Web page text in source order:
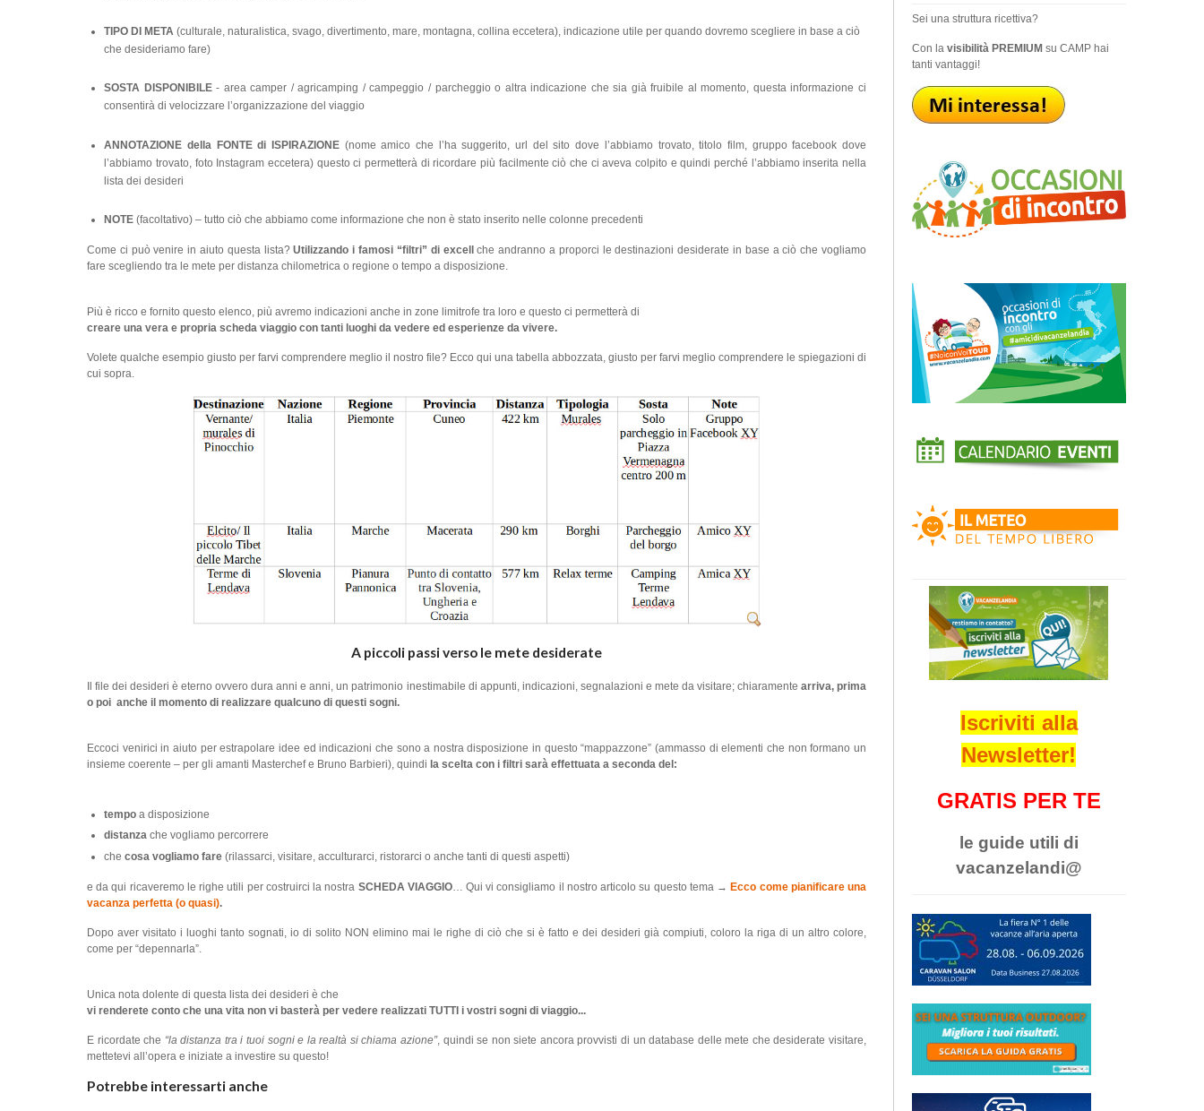
TIPO DI META (culturale, naturalistica, svago, divertimento, mare, montagna, collina eccetera), indicazione utile per quando dovremo scegliere in base a ciò
che desideriamo fare)
SOSTA DISPONIBILE- area camper / agricamping / campeggio / parcheggio o altra indicazione che sia già fruibile al momento, questa informazione ci
consentirà di velocizzare l’organizzazione del viaggio
ANNOTAZIONE della FONTE di ISPIRAZIONE(nome amico che l’ha suggerito, url del sito dove l’abbiamo trovato, titolo film, gruppo facebook dove
l’abbiamo trovato, foto Instagram eccetera) questo ci permetterà di ricordare più facilmente ciò che ci aveva colpito e quindi perché l’abbiamo inserita nella
lista dei desideri
NOTE (facoltativo) – tutto ciò che abbiamo come informazione che non è stato inserito nelle colonne precedenti
Come ci può venire in aiuto questa lista?Utilizzando i famosi “filtri” di excell
che andranno a proporci le destinazioni desiderate in base a ciò che vogliamo
fare scegliendo tra le mete per distanza chilometrica o regione o tempo a disposizione.
Più è ricco e fornito questo elenco, più avremo indicazioni anche in zone limitrofe tra loro e questo ci permetterà di
creare una vera e propria scheda viaggio con tanti luoghi da vedere ed esperienze da vivere.
Volete qualche esempio giusto per farvi comprendere meglio il nostro file? Ecco qui una tabella abbozzata, giusto per farvi meglio comprendere le spiegazioni di
cui sopra.
A piccoli passi verso le mete desiderate
Il file dei desideri è eterno ovvero dura anni e anni, un patrimonio inestimabile di appunti, indicazioni, segnalazioni e mete da visitare; chiaramente arriva, prima
o poi anche il momento di realizzare qualcuno di questi sogni.
Eccoci venirici in aiuto per estrapolare idee ed indicazioni che sono a nostra disposizione in questo “mappazzone” (ammasso di elementi che non formano un
insieme coerente – per gli amanti Masterchef e Bruno Barbieri), quindi la scelta con i filtri sarà effettuata a seconda del:
tempo a disposizione
distanza che vogliamo percorrere
checosa vogliamo fare (rilassarci, visitare, acculturarci, ristorarci o anche tanti di questi aspetti)
e da qui ricaveremo le righe utili per costruirci la nostra SCHEDA VIAGGIO… Qui vi consigliamo il nostro articolo su questo tema →Ecco come pianificare una
vacanza perfetta (o quasi).
Dopo aver visitato i luoghi tanto sognati, io di solito NON elimino mai le righe di ciò che si è fatto e dei desideri già compiuti, coloro la riga di un altro colore,
come per “depennarla”.
Unica nota dolente di questa lista dei desideri è che
vi renderete conto che una vita non vi basterà per vedere realizzati TUTTI i vostri sogni di viaggio...
E ricordate che “la distanza tra i tuoi sogni e la realtà si chiama azione”, quindi se non siete ancora provvisti di un database delle mete che desiderate visitare,
mettetevi all’opera e iniziate a investire su questo!
Potrebbe interessarti anche
Sei una struttura ricettiva?
Con la visibilità PREMIUMsu CAMP hai
tanti vantaggi!
Iscriviti alla
Newsletter!
GRATIS PER TE
le guide utili di
vacanzelandi@